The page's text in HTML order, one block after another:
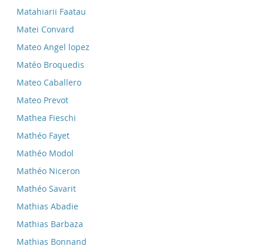
Matahiarii Faatau
Matei Convard
Mateo Angel lopez
Matéo Broquedis
Mateo Caballero
Mateo Prevot
Mathea Fieschi
Mathéo Fayet
Mathéo Modol
Mathéo Niceron
Mathéo Savarit
Mathias Abadie
Mathias Barbaza
Mathias Bonnand